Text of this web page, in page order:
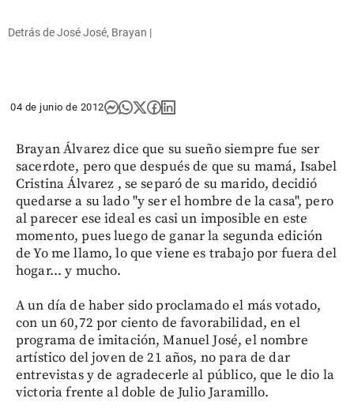
Detrás de José José, Brayan |
04 de junio de 2012
Brayan Álvarez dice que su sueño siempre fue ser
sacerdote, pero que después de que su mamá, Isabel
Cristina Álvarez , se separó de su marido, decidió
quedarse a su lado "y ser el hombre de la casa", pero
al parecer ese ideal es casi un imposible en este
momento, pues luego de ganar la segunda edición
de Yo me llamo, lo que viene es trabajo por fuera del
hogar... y mucho.
A un día de haber sido proclamado el más votado,
con un 60,72 por ciento de favorabilidad, en el
programa de imitación, Manuel José, el nombre
artístico del joven de 21 años, no para de dar
entrevistas y de agradecerle al público, que le dio la
victoria frente al doble de Julio Jaramillo.